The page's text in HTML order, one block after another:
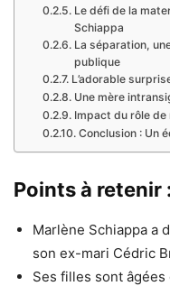
Le défi de la
Schiappa
La séparation,
publique
L’adorable
Une mère
Impact du rôle
Conclusion : Un
Points à retenir :
Marlène Schiappa a
son ex-mari Cédric
Ses filles sont